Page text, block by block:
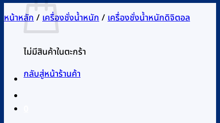
ไม่มีสินค้าในตะกร้า
กลับสู่หน้าร้านค้า
หน้าหลัก/เครื่องชั่งน้ำหนัก/เครื่องชั่งน้ำหนักดิจิตอล